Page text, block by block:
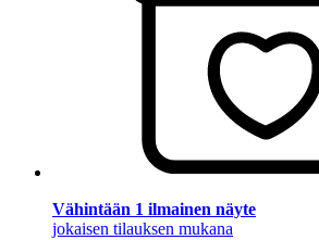
Vähintään 1 ilmainen näyte
jokaisen tilauksen mukana